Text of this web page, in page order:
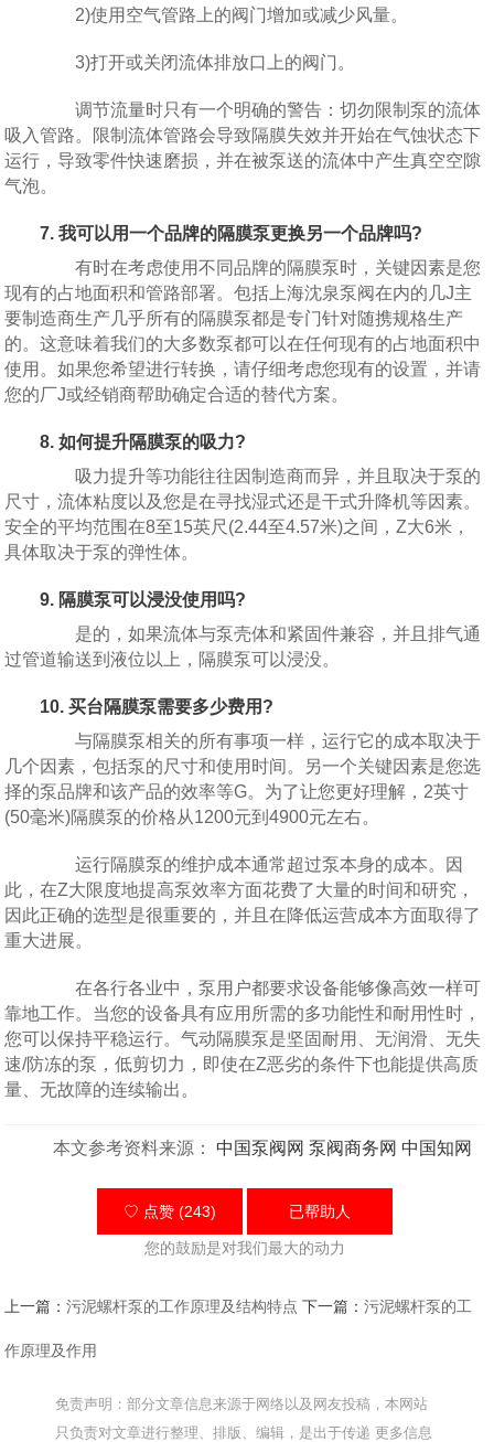
2)使用空气管路上的阀门增加或减少风量。
3)打开或关闭流体排放口上的阀门。
调节流量时只有一个明确的警告：切勿限制泵的流体
吸入管路。限制流体管路会导致隔膜失效并开始在气蚀状态下
运行，导致零件快速磨损，并在被泵送的流体中产生真空空隙
气泡。
7. 我可以用一个品牌的隔膜泵更换另一个品牌吗?
有时在考虑使用不同品牌的隔膜泵时，关键因素是您
现有的占地面积和管路部署。包括上海沈泉泵阀在内的几J主
要制造商生产几乎所有的隔膜泵都是专门针对随携规格生产
的。这意味着我们的大多数泵都可以在任何现有的占地面积中
使用。如果您希望进行转换，请仔细考虑您现有的设置，并请
您的厂J或经销商帮助确定合适的替代方案。
8. 如何提升隔膜泵的吸力?
吸力提升等功能往往因制造商而异，并且取决于泵的
尺寸，流体粘度以及您是在寻找湿式还是干式升降机等因素。
安全的平均范围在8至15英尺(2.44至4.57米)之间，Z大6米，
具体取决于泵的弹性体。
9. 隔膜泵可以浸没使用吗?
是的，如果流体与泵壳体和紧固件兼容，并且排气通
过管道输送到液位以上，隔膜泵可以浸没。
10. 买台隔膜泵需要多少费用?
与隔膜泵相关的所有事项一样，运行它的成本取决于
几个因素，包括泵的尺寸和使用时间。另一个关键因素是您选
择的泵品牌和该产品的效率等G。为了让您更好理解，2英寸
(50毫米)隔膜泵的价格从1200元到4900元左右。
运行隔膜泵的维护成本通常超过泵本身的成本。因
此，在Z大限度地提高泵效率方面花费了大量的时间和研究，
因此正确的选型是很重要的，并且在降低运营成本方面取得了
重大进展。
在各行各业中，泵用户都要求设备能够像高效一样可
靠地工作。当您的设备具有应用所需的多功能性和耐用性时，
您可以保持平稳运行。气动隔膜泵是坚固耐用、无润滑、无失
速/防冻的泵，低剪切力，即使在Z恶劣的条件下也能提供高质
量、无故障的连续输出。
本文参考资料来源： 中国泵阀网 泵阀商务网 中国知网
♡ 点赞 (243) 已帮助 人
您的鼓励是对我们最大的动力
上一篇：污泥螺杆泵的工作原理及结构特点 下一篇：污泥螺杆泵的工
作原理及作用
免责声明：部分文章信息来源于网络以及网友投稿，本网站
只负责对文章进行整理、排版、编辑，是出于传递 更多信息